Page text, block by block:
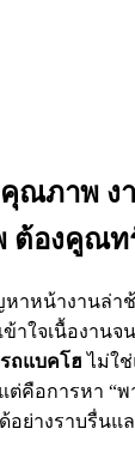
ณภาพ ง
ต้องคูณท
าหน้างานล่าช้
าใจเนื้องานจ
รถแบคโฮ ไม่ใช่
ต่คือการหา “พ
อย่างราบรื่นแ